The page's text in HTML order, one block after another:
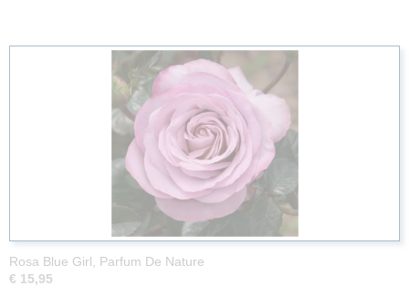
Rosa Blue Girl, Parfum De Nature
€ 15,95